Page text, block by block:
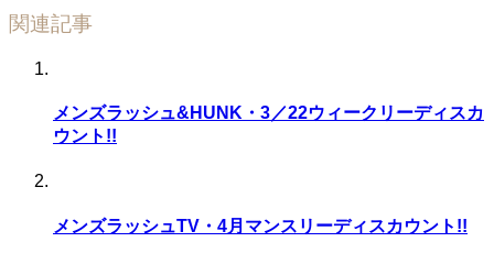
関連記事
メンズラッシュ&HUNK・3／22ウィークリーディスカ
ウント!!
メンズラッシュTV・4月マンスリーディスカウント!!